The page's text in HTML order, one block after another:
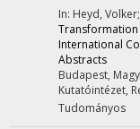
In: Heyd,
Transformation
International
Abstracts
Budapest,
Kutatóintézet,
Tudományos